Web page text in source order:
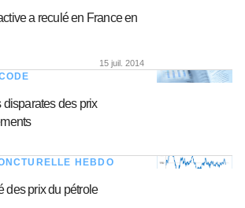
a reculé en France en
15 juil. 2014
disparates des prix
HEBDO
des prix du pétrole